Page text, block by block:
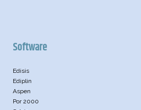
Software
Edisis
Ediplin
Aspen
Por 2000